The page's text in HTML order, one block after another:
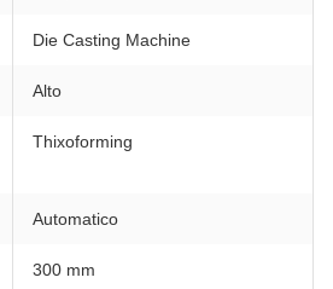
Die Casting Machine
Alto
Thixoforming
Automatico
300 mm